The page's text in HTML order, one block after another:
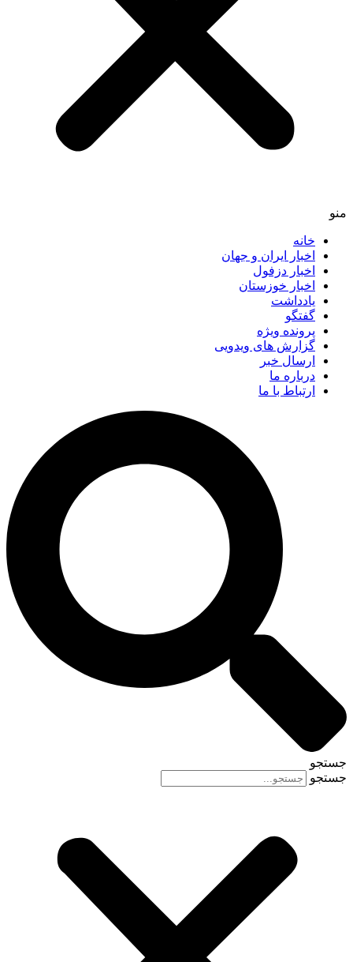
منو
خانه
اخبار ایران و جهان
اخبار دزفول
اخبار خوزستان
یادداشت
گفتگو
پرونده ویژه
گزارش های ویدویی
ارسال خبر
درباره ما
ارتباط با ما
جستجو
جستجو